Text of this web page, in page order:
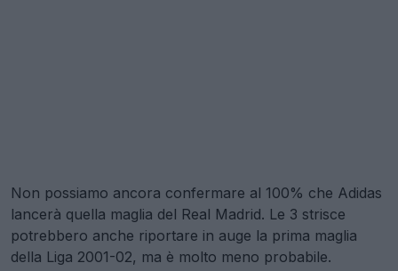
Non possiamo ancora confermare al 100% che Adidas
lancerà quella maglia del Real Madrid. Le 3 strisce
potrebbero anche riportare in auge la prima maglia
della Liga 2001-02, ma è molto meno probabile.